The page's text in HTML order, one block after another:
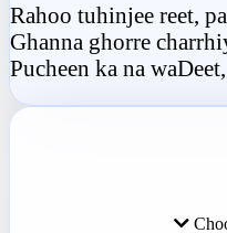
Rahoo tuhinjee reet,
Ghanna ghorre
Pucheen ka na